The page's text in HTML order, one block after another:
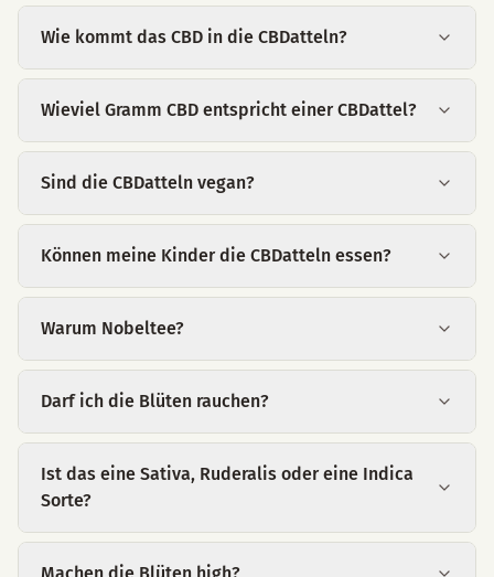
Wie kommt das CBD in die CBDatteln?
Wieviel Gramm CBD entspricht einer CBDattel?
Sind die CBDatteln vegan?
Können meine Kinder die CBDatteln essen?
Warum Nobeltee?
Darf ich die Blüten rauchen?
Ist das eine Sativa, Ruderalis oder eine Indica
Sorte?